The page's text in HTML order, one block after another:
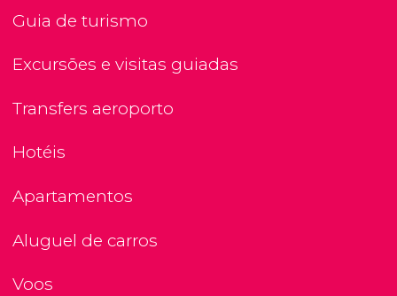
Guia de turismo
Excursões e visitas guiadas
Transfers aeroporto
Hotéis
Apartamentos
Aluguel de carros
Voos